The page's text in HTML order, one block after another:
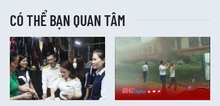
CÓ THỂ BẠN QUAN TÂM